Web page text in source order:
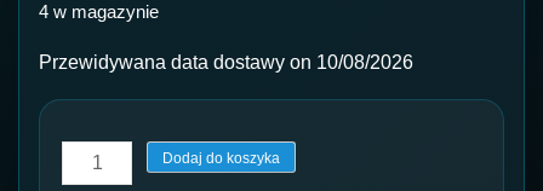
4 w magazynie
Przewidywana data dostawy on 10/08/2026
ilość
Dodaj do koszyka